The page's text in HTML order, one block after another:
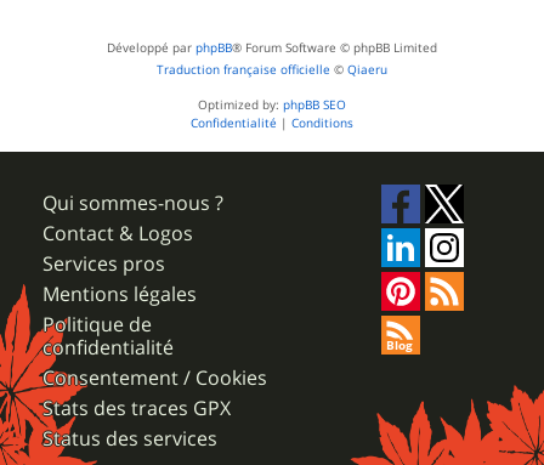
Développé par phpBB® Forum Software © phpBB Limited
Traduction française officielle © Qiaeru
Optimized by: phpBB SEO
Confidentialité | Conditions
Qui sommes-nous ?
Contact & Logos
Services pros
Mentions légales
Politique de
confidentialité
Consentement / Cookies
Stats des traces GPX
Status des services